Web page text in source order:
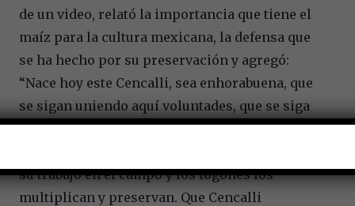
de un video, relató la importancia que tiene el
maíz para la cultura mexicana, la defensa que
se ha hecho por su preservación y agregó:
“Nace hoy este Cencalli, sea enhorabuena, que
se sigan uniendo aquí voluntades, que se siga
haciendo milpa, que vivan nuestros maíces
su trabajo en el campo y los fogones los
multiplican y preservan. Que Cencalli